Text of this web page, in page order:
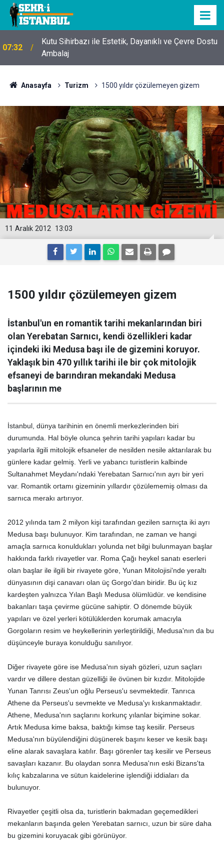
07:32
Kutu Sihirbazı ile Estetik, Dayanıklı ve Çevre Dostu
Ambalaj
Anasayfa Turizm 1500 yıldır çözülemeyen gizem
13:03
11 Aralık 2012
1500 yıldır çözülemeyen gizem
İstanbul'un en romantik tarihi mekanlarından biri
olan Yerebatan Sarnıcı, kendi özellikleri kadar
içindeki iki Medusa başı ile de gizemini koruyor.
Yaklaşık bin 470 yıllık tarihi ile bir çok mitolojik
efsaneyi de barındıran mekandaki Medusa
başlarının me
İstanbul, dünya tarihinin en önemli merkezlerinden biri
durumunda. Hal böyle olunca şehrin tarihi yapıları kadar bu
yapılarla ilgili mitolojik efsaneler de nesilden nesile aktarılarak bu
günlere kadar gelmiş. Yerli ve yabancı turistlerin kalbinde
Sultanahmet Meydanı'ndaki Yerebatan Sarnıcı'nın ayrı bir yeri
var. Romantik ortamı gizeminin yıllardır çözülememiş olması da
sarnıca merakı artırıyor.
2012 yılında tam 2 milyon kişi tarafından gezilen sarnıçta iki ayrı
Medusa başı bulunuyor. Kim tarafından, ne zaman ve hangi
amaçla sarnıca konuldukları yolunda net bilgi bulunmayan başlar
hakkında farklı rivayetler var. Roma Çağı heykel sanatı eserleri
olan başlar ile ilgili bir rivayete göre, Yunan Mitolojisi'nde yeraltı
dünyasının dişi canavarı olan üç Gorgo'dan biridir. Bu üç kız
kardeşten yalnızca Yılan Başlı Medusa ölümlüdür. ve kendisine
bakanları taşa çevirme gücüne sahiptir. O dönemde büyük
yapıları ve özel yerleri kötülüklerden korumak amacıyla
Gorgoların resim ve heykellerinin yerleştirildiği, Medusa'nın da bu
düşünceyle buraya konulduğu sanılıyor.
Diğer rivayete göre ise Medusa'nın siyah gözleri, uzun saçları
vardır ve dillere destan güzelliği ile övünen bir kızdır. Mitolojide
Yunan Tanrısı Zeus'un oğlu Perseus'u sevmektedir. Tanrıca
Athene da Perseus'u sevmekte ve Medusa'yı kıskanmaktadır.
Athene, Medusa'nın saçlarını korkunç yılanlar biçimine sokar.
Artık Medusa kime baksa, baktığı kimse taş kesilir. Perseus
Medusa'nın büyülendiğini düşünerek başını keser ve kesik başı
eline alarak savaşlara katılır. Başı görenler taş kesilir ve Perseus
savaşları kazanır. Bu olaydan sonra Medusa'nın eski Bizans'ta
kılıç kabzalarına ve sütun kaidelerine işlendiği iddiaları da
bulunuyor.
Rivayetler çeşitli olsa da, turistlerin bakmadan geçemedikleri
mekanların başında gelen Yerebatan sarnıcı, uzun bir süre daha
bu gizemini koruyacak gibi görünüyor.